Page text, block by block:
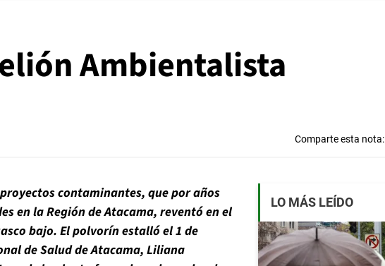
Ambientalista
Comparte esta nota:
contaminantes, que por años
en la Región de Atacama, reventó en el
bajo. El polvorín estalló el 1 de
de Salud de Atacama, Liliana
LO MÁS LEÍDO